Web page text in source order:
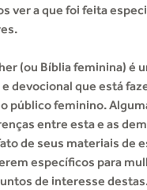
ver a que foi feita
(ou Bíblia feminina) é
devocional que está
público feminino.
entre esta e as
de seus materiais de
específicos para
de interesse